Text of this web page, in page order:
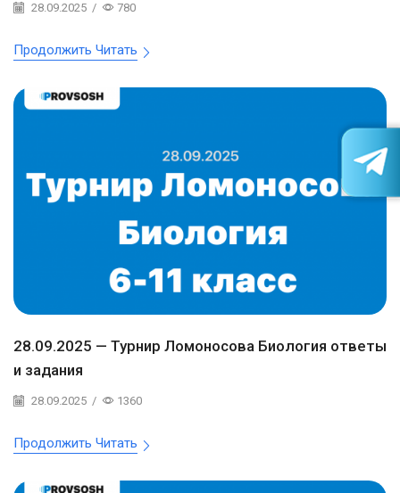
28.09.2025 / 780
Продолжить Читать
28.09.2025 — Турнир Ломоносова Биология ответы
и задания
28.09.2025 / 1360
Продолжить Читать